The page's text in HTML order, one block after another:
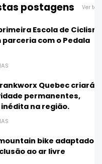
postagens Ver
Escola de
com o Pedala
Quebec criará 3
permanentes,
na região.
bike adaptado
ao ar livre